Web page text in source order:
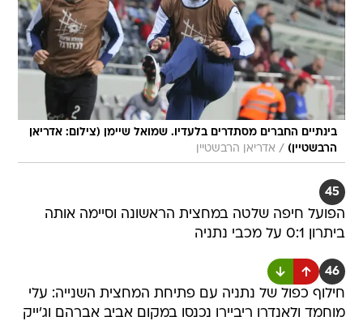
בינתיים החברים מסתדרים בלעדיו. שמואל שיימן (צילום: אדריאן
הרבשטיין) / אדריאן הרבשטיין
45
הפועל חיפה שלטה במחצית הראשונה וסיימה אותה
ביתרון 0:1 על מכבי נתניה
46
חילוף כפול של נתניה עם פתיחת המחצית השנייה: עלי
מוחמד ולאנדרו ריביירו נכנסו במקום אביב אברהם וג'ייק